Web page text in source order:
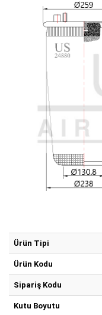
Ürün Tipi
Ürün Kodu
Sipariş Kodu
Kutu Boyutu